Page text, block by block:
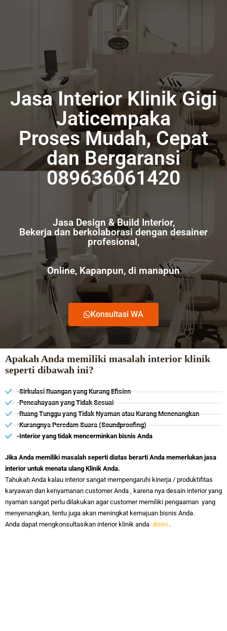
089636061420
interior@pradanainterior.com
Pradana Interior
Jasa Interior Klinik Gigi
Jaticempaka
Proses Mudah, Cepat
dan Bergaransi
089636061420
Jasa Design & Build Interior,
Bekerja dan berkolaborasi dengan desainer
profesional,
Online, Kapanpun, di manapun
Konsultasi WA
Apakah Anda memiliki masalah interior klinik
seperti dibawah ini?
-Sirkulasi Ruangan yang Kurang Efisien
-Pencahayaan yang Tidak Sesuai
-Ruang Tunggu yang Tidak Nyaman atau Kurang Menenangkan
-Kurangnya Peredam Suara (Soundproofing)
-Interior yang tidak mencerminkan bisnis Anda
Jika Anda memiliki masalah seperti diatas berarti Anda memerlukan jasa
interior untuk menata ulang Klinik Anda.
Tahukah Anda kalau interior sangat mempengaruhi kinerja / produktifitas
karyawan dan kenyamanan customer Anda , karena nya desain interior yang
nyaman sangat perlu dilakukan agar customer memiliki pengaaman yang
menyenangkan, tentu juga akan meningkat kemajuan bisnis Anda.
Anda dapat mengkonsultasikan interior klinik anda disini .